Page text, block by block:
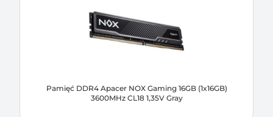
Pamięć DDR4 Apacer NOX Gaming 16GB (1x16GB)
3600MHz CL18 1,35V Gray